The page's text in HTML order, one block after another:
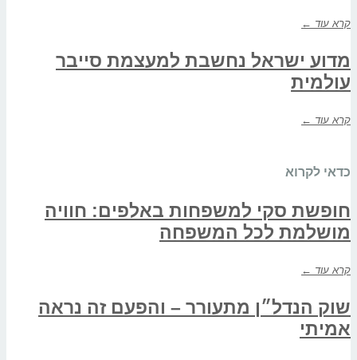
קרא עוד ←
מדוע ישראל נחשבת למעצמת סייבר
עולמית
קרא עוד ←
כדאי לקרוא
חופשת סקי למשפחות באלפים: חוויה
מושלמת לכל המשפחה
קרא עוד ←
שוק הנדל״ן מתעורר – והפעם זה נראה
אמיתי